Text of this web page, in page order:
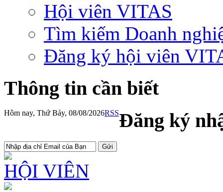
Hội viên VITAS
Tìm kiếm Doanh
Đăng ký hội viên
Thông tin cần biết
Hôm nay, Thứ Bảy, 08/08/2026RSSĐăng ký
HỘI VIÊN